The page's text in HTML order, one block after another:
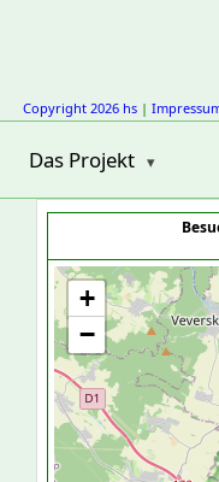
Copyright 2026 hs |
Das Projekt
+
−